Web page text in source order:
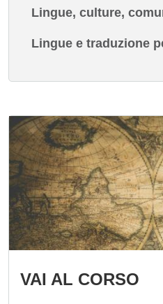
Lingue, culture,
Lingue e traduzione
Immagine
VAI AL CORSO